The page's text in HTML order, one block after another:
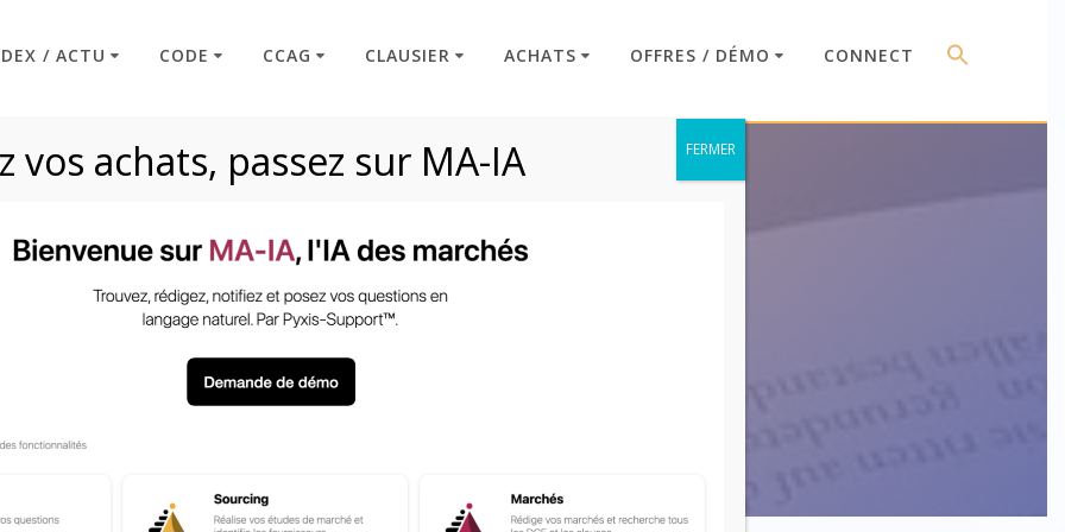
/ ACTU CODE CCAG CLAUSIER ACHATS OFFRES / DÉMO CONNECT
Article L2196-4
Code : Commande Publique
vos achats, passez sur MA-IA FERMER